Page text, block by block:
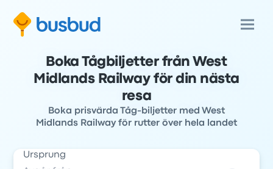
Boka Tågbiljetter från West
Midlands Railway för din nästa
resa
Boka prisvärda Tåg-biljetter med West
Midlands Railway för rutter över hela landet
Ursprung